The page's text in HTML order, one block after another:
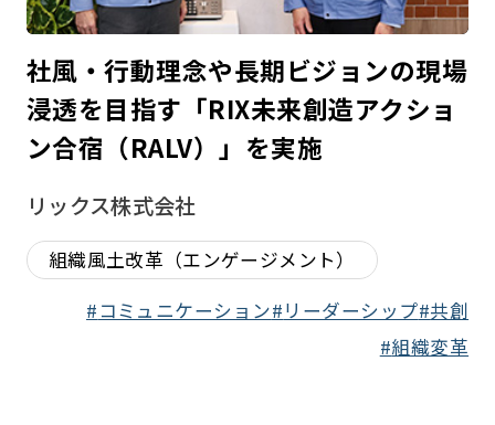
社風・行動理念や長期ビジョンの現場
浸透を目指す「RIX未来創造アクショ
ン合宿（RALV）」を実施
リックス株式会社
組織風土改革（エンゲージメント）
コミュニケーション
リーダーシップ 共創
組織変革